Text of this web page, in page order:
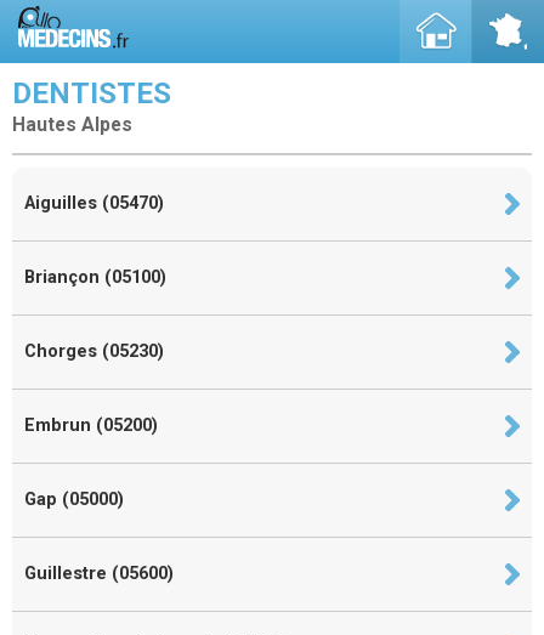
DENTISTES
Hautes Alpes
Aiguilles (05470)
Briançon (05100)
Chorges (05230)
Embrun (05200)
Gap (05000)
Guillestre (05600)